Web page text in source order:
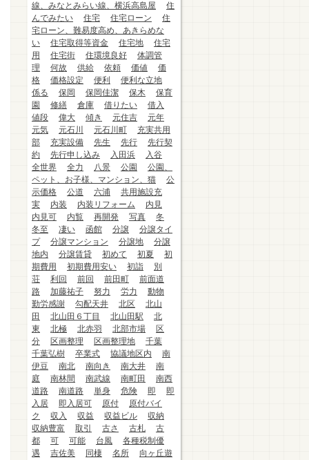
線、みなとみらい線、横浜高島屋
住
んでみたい
住宅 住宅ローン
住
宅ローン、難易度高め、あきらめな
い
住宅取得等資金 住宅地
住宅
用
住宅街 住環境良好
体調管
理
何故 供給 依頼 価値
価
格
価格設定 便利
便利な立地
係る
保岡 保岡佳潔 保木
保育
園
修繕 倉庫 借りたい
借入
値段
偉大 傾き 元住吉
元年
元気
元石川 元石川町
充実共用
部
充実設備 先生 先行
先行契
約
先行申し込み 入田浜
入谷
全世界
全力 八景 公園
公園、
ペット、お子様、マンション、猫
公
示価格
公道 六浦
共用施設充
実
内装 内装リフォーム
内見
内見可
内覧 再開発 写真
冬
冬至
凄い 函館 分譲
分譲タイ
プ
分譲マンション 分譲地
分譲
地内
分譲賃貸 初めて 初夏
初
期費用
初期費用安い 初詣
別
荘
利回 前回 前田町
前面道
路
加藤祐子 努力 労力
動物
勤労感謝
勾配天井 北区
北山
田
北山田６丁目 北山田駅
北
東
北極 北赤羽 北部市場
区
分
区画整理 区画整理地
千葉
千葉弘樹
卒業式 協議地区内
南
伊豆
南北 南向き 南大井
南
庭
南林間 南武線 南町田
南西
道路
南道路 単身 危険 即
即
入居
即入居可 原付
原付バイ
ク
収入 収益 収益ビル
収納
収納豊富
取引 古さ 古札
古
都
可 可能 台風
各種税制優
遇
吉佐美 同棲 名所
向ヶ丘遊